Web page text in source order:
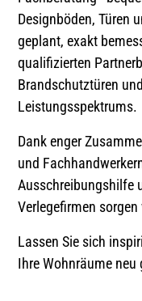
Designböden, Türen
geplant, exakt
qualifizierten
Brandschutztüren
Leistungsspektrums.
Dank enger
und
Ausschreibungshilfe
Verlegefirmen
Lassen Sie sich
Ihre Wohnräume